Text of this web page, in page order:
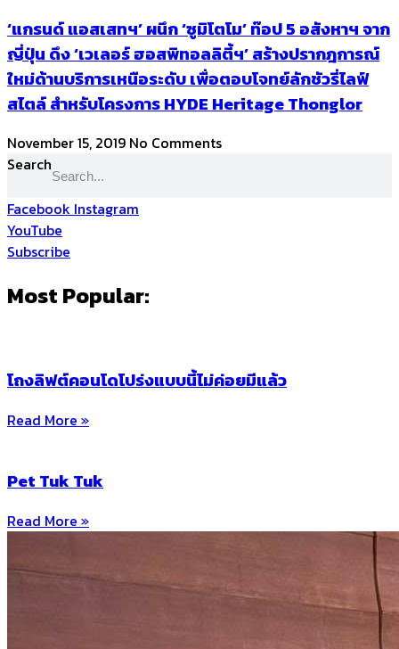
‘แกรนด์ แอสเสทฯ’ ผนึก ‘ซูมิโตโม’ ท๊อป 5 อสังหาฯ จาก
ญี่ปุ่น ดึง ‘เวเลอร์ ฮอสพิทอลลิตี้ฯ’ สร้างปรากฎการณ์
ใหม่ด้านบริการเหนือระดับ เพื่อตอบโจทย์ลักชัวรี่ไลฟ์
สไตล์ สำหรับโครงการ HYDE Heritage Thonglor
November 15, 2019 No Comments
Search
Facebook Instagram
YouTube
Subscribe
Most Popular:
โถงลิฟต์คอนโดโปร่งแบบนี้ไม่ค่อยมีแล้ว
Read More »
Pet Tuk Tuk
Read More »